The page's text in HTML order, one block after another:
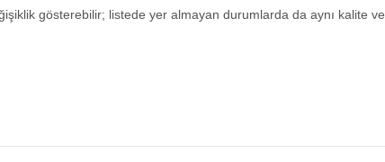
gösterebilir; listede yer almayan durumlarda da aynı kalite ve